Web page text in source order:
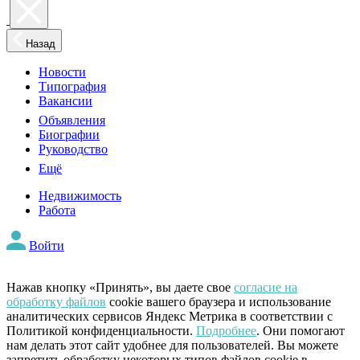
Назад
Новости
Типография
Вакансии
Объявления
Биографии
Руководство
Ещё
Недвижимость
Работа
Войти
Нажав кнопку «Принять», вы даете свое согласие на
обработку файлов cookie вашего браузера и использование
аналитических сервисов Яндекс Метрика в соответствии с
Политикой конфиденциальности. Подробнее. Они помогают
нам делать этот сайт удобнее для пользователей. Вы можете